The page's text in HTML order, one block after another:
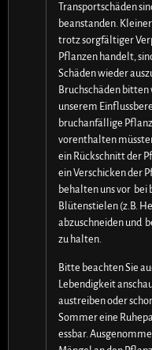
Transportschäden
beanstanden.
trotz sorgfältiger
Pflanzen handelt,
Schäden wieder
Bruchschäden bitten
unserem
bruchanfällige
vorenthalten
ein Rückschnitt der
ein Verschicken der
behalten uns vor
Blütenstielen (z.B.
abzuschneiden und
zu halten.
Bitte beachten Sie
Lebendigkeit
austreiben oder
Sommer eine
essbar.